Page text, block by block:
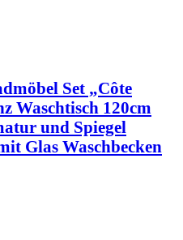
Set „Côte
Waschtisch 120cm
und Spiegel
Glas Waschbecken